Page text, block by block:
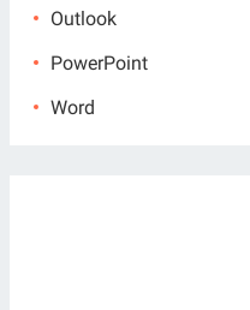
Outlook
PowerPoint
Word